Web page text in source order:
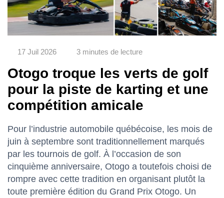
17 Juil 2026 3 minutes de lecture
Otogo troque les verts de golf
pour la piste de karting et une
compétition amicale
Pour l’industrie automobile québécoise, les mois de
juin à septembre sont traditionnellement marqués
par les tournois de golf. À l’occasion de son
cinquième anniversaire, Otogo a toutefois choisi de
rompre avec cette tradition en organisant plutôt la
toute première édition du Grand Prix Otogo. Un